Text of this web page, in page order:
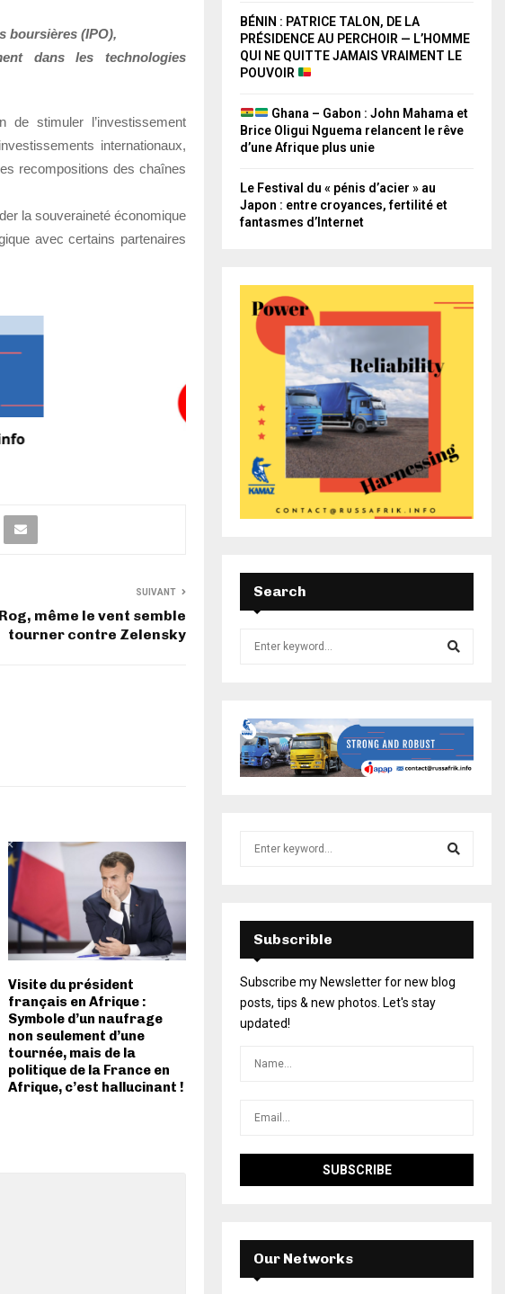
boursières (IPO),
dans les technologies
de stimuler l’investissement
internationaux,
recompositions des chaînes
la souveraineté économique
avec certains partenaires
SUIVANT
même le vent semble
tourner contre Zelensky
Visite du président
français en Afrique :
Symbole d’un naufrage
non seulement d’une
tournée, mais de la
politique de la France en
Afrique, c’est hallucinant !
BÉNIN : PATRICE TALON, DE LA
PRÉSIDENCE AU PERCHOIR — L’HOMME
QUI NE QUITTE JAMAIS VRAIMENT LE
POUVOIR
Ghana – Gabon : John Mahama et
Brice Oligui Nguema relancent le rêve
d’une Afrique plus unie
Le Festival du « pénis d’acier » au
Japon : entre croyances, fertilité et
fantasmes d’Internet
Search
Subscrible
Subscribe my Newsletter for new blog
posts, tips & new photos. Let's stay
updated!
Our Networks